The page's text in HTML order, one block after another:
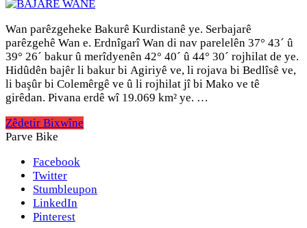
Wan parêzgeheke Bakurê Kurdistanê ye. Serbajarê
parêzgehê Wan e. Erdnîgarî Wan di nav parelelên 37° 43´ û
39° 26´ bakur û merîdyenên 42° 40´ û 44° 30´ rojhilat de ye.
Hidûdên bajêr li bakur bi Agiriyê ve, li rojava bi Bedlîsê ve,
li başûr bi Colemêrgê ve û li rojhilat jî bi Mako ve tê
girêdan. Pivana erdê wî 19.069 km² ye. …
Zêdetir Bixwîne
Parve Bike
Facebook
Twitter
Stumbleupon
LinkedIn
Pinterest